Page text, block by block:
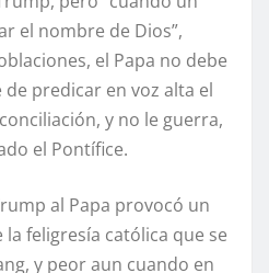
el nombre de Dios”,
el Papa no debe
predicar en voz alta el
y no le guerra,
el Pontífice.
al Papa provocó un
feligresía católica que se
y peor aun cuando en